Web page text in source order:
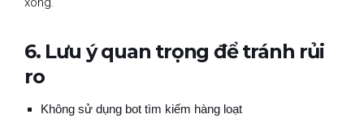
6. Lưu ý quan trọng để tránh rủi
ro
Không sử dụng bot tìm kiếm hàng loạt